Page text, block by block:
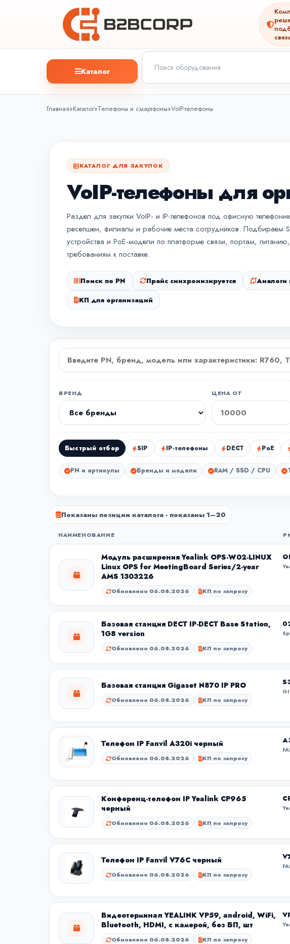
Каталог
Главная»Каталог»Телефоны и смартфоны»VoIP-телефоны
КАТАЛОГ ДЛЯ ЗАКУПОК
VoIP-телефоны для
Раздел для закупки VoIP- и IP-телефонов под офисную
ресепшен, филиалы и рабочие места сотрудников. Подбираем
устройства и PoE-модели по платформе связи, портам,
требованиям к поставке.
Поиск по PN Прайс синхронизируется
Аналоги
КП для организаций
БРЕНД ЦЕНА ОТ
Быстрый отбор SIP IP-телефоны DECT PoE
PN и артикулы Бренды и модели RAM / SSD / CPU
Показаны позиции каталога · показаны 1–20
НАИМЕНОВАНИЕ
Модуль расширения Yealink OPS-W02-LINUX
Linux OPS for MeetingBoard Series/2-year
AMS 1303226
Обновлено 06.08.2026 КП по запросу
Базовая станция DECT IP-DECT Base Station,
1G8 version
Обновлено 06.08.2026 КП по запросу
Базовая станция Gigaset N870 IP PRO
Обновлено 06.08.2026 КП по запросу
Телефон IP Fanvil A320i черный
Обновлено 06.08.2026 КП по запросу
Конференц-телефон IP Yealink CP965
черный
Обновлено 06.08.2026 КП по запросу
Телефон IP Fanvil V76C черный
Обновлено 06.08.2026 КП по запросу
Видеотерминал YEALINK VP59, android, WiFi,
Bluetooth, HDMI, с камерой, без БП, шт
Обновлено 06.08.2026 КП по запросу